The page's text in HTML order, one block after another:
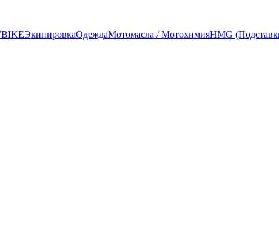
ЭкипировкаОдеждаМотомасла / МотохимияHMG